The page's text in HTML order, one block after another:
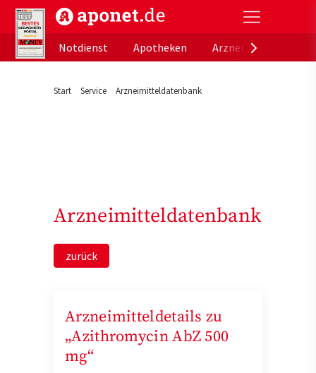
aponet.de - Das offizielle Gesundheitsportal der
Notdienst
Apotheken
Start Service Arzneimitteldatenbank
Arzneimitteldatenbank
zurück
Arzneimitteldetails zu
„Azithromycin AbZ 500
mg“